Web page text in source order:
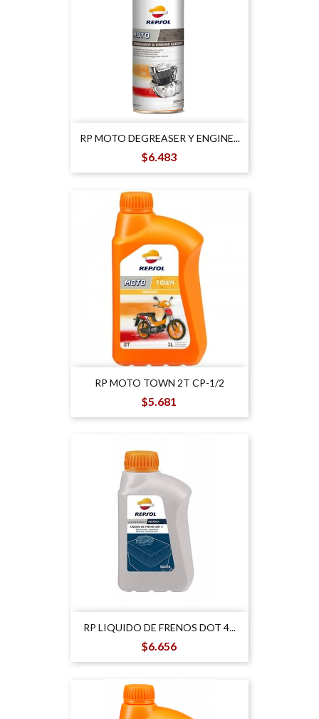
RP MOTO DEGREASER Y ENGINE...
Precio
$6.483
RP MOTO TOWN 2T CP-1/2
Precio
$5.681
RP LIQUIDO DE FRENOS DOT 4...
Precio
$6.656